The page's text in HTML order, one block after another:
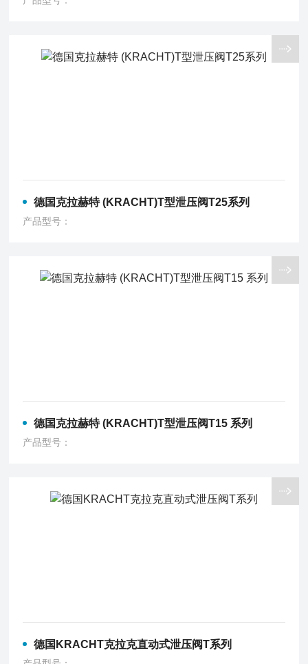
德国克拉赫特 (KRACHT)T型泄压阀T25系列
产品型号：
德国克拉赫特 (KRACHT)T型泄压阀T15 系列
产品型号：
德国KRACHT克拉克直动式泄压阀T系列